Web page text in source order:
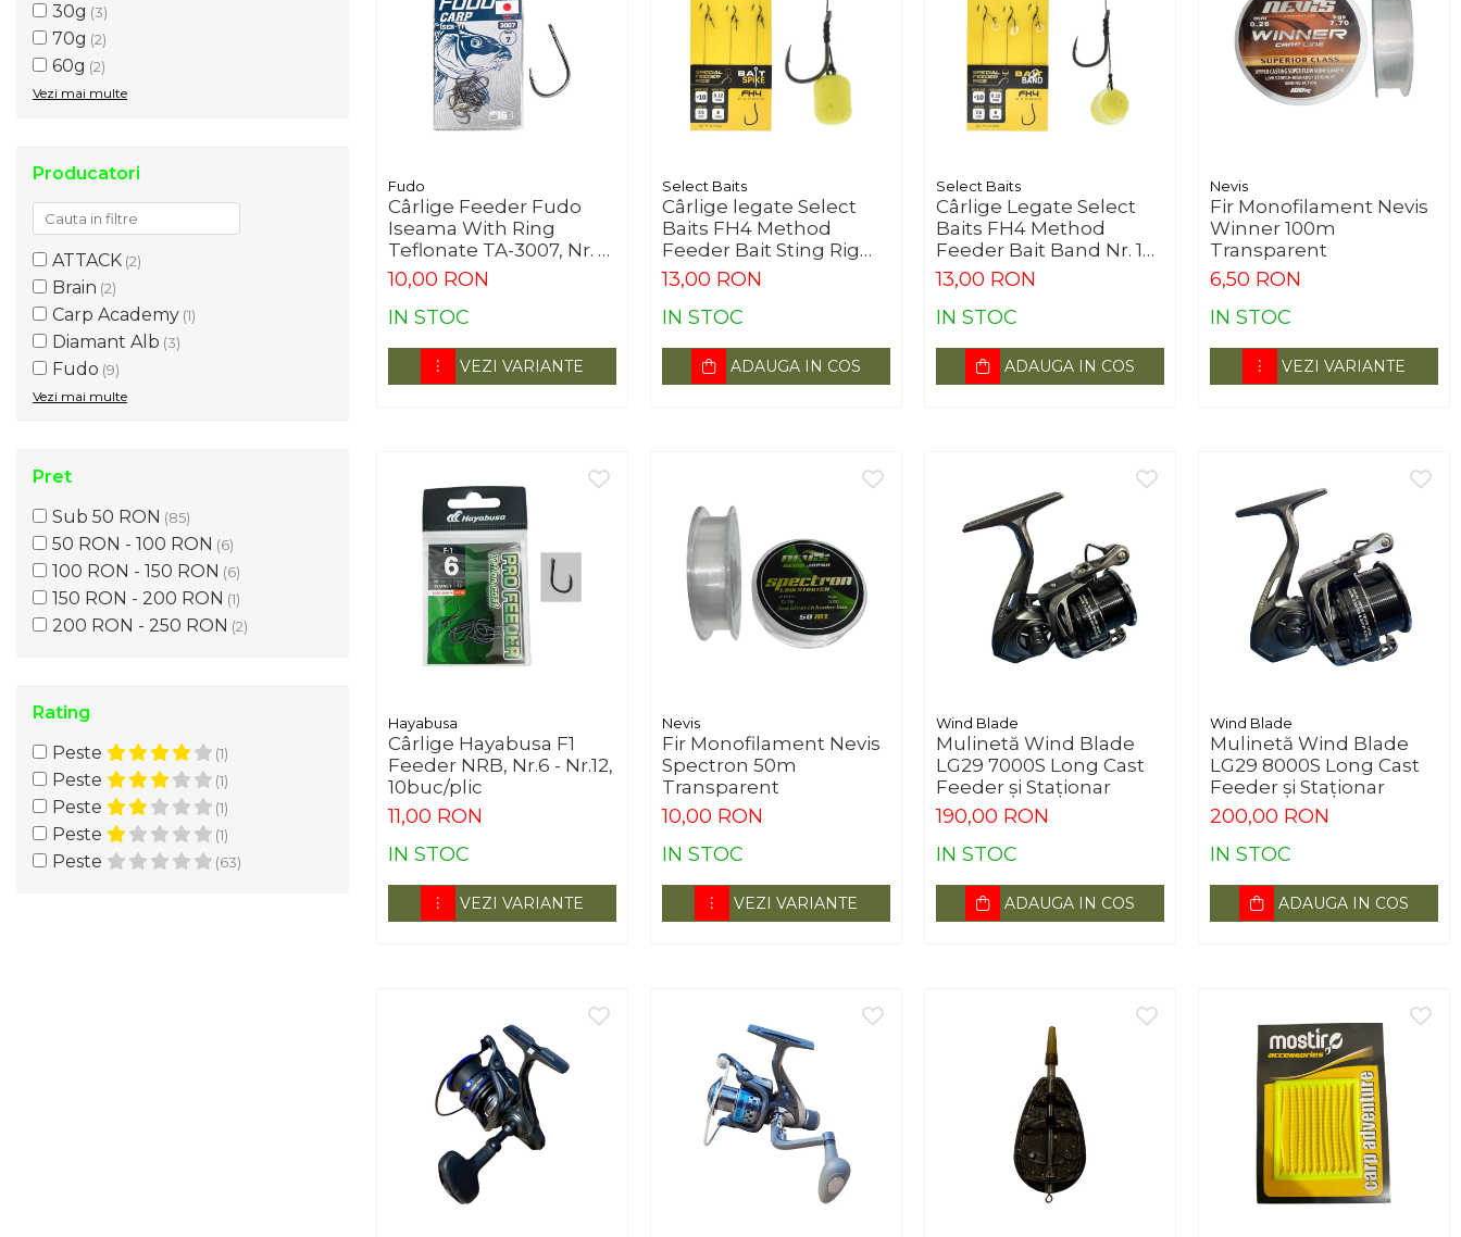
30g (3)
70g (2)
60g (2)
Vezi mai multe
Producatori
ATTACK (2)
Brain (2)
Carp Academy (1)
Diamant Alb (3)
Fudo (9)
Vezi mai multe
Pret
Sub 50 RON (85)
50 RON - 100 RON (6)
100 RON - 150 RON (6)
150 RON - 200 RON (1)
200 RON - 250 RON (2)
Rating
Peste
(1)
Peste (1)
Peste (1)
Peste (1)
Peste (63)
Fudo
Cârlige Feeder Fudo
Iseama With Ring
Teflonate TA-3007, Nr. 7-
12
10,00 RON
IN STOC
VEZI VARIANTE
Select Baits
Cârlige legate Select
Baits FH4 Method
Feeder Bait Sting Rig
Nr.10, 7.5cm
13,00 RON
IN STOC
ADAUGA IN COS
Select Baits
Cârlige Legate Select
Baits FH4 Method
Feeder Bait Band Nr. 10
7.5cm 0.12mm
13,00 RON
IN STOC
ADAUGA IN COS
Nevis
Fir Monofilament Nevis
Winner 100m
Transparent
6,50 RON
IN STOC
VEZI VARIANTE
Hayabusa
Cârlige Hayabusa F1
Feeder NRB, Nr.6 - Nr.12,
10buc/plic
11,00 RON
IN STOC
VEZI VARIANTE
Nevis
Fir Monofilament Nevis
Spectron 50m
Transparent
10,00 RON
IN STOC
VEZI VARIANTE
Wind Blade
Mulinetă Wind Blade
LG29 7000S Long Cast
Feeder și Staționar
190,00 RON
IN STOC
ADAUGA IN COS
Wind Blade
Mulinetă Wind Blade
LG29 8000S Long Cast
Feeder și Staționar
200,00 RON
IN STOC
ADAUGA IN COS